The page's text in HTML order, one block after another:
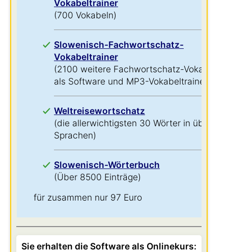
Vokabeltrainer
(700 Vokabeln)
Slowenisch-Fachwortschatz-
Vokabeltrainer
(2100 weitere Fachwortschatz-Vokabeln
als Software und MP3-Vokabeltrainer)
Weltreisewortschatz
(die allerwichtigsten 30 Wörter in über 60
Sprachen)
Slowenisch-Wörterbuch
(Über 8500 Einträge)
für zusammen nur 97 Euro
Sie erhalten die Software als Onlinekurs: